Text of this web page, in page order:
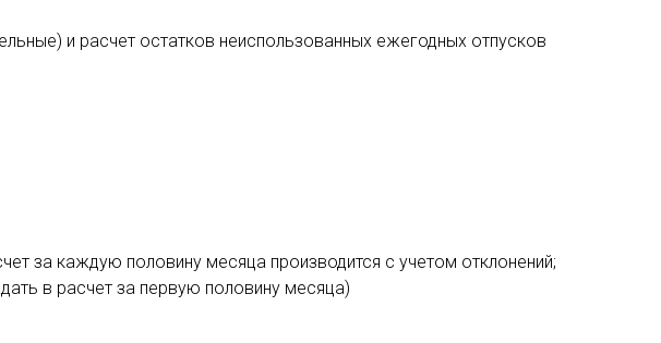
и расчет остатков неиспользованных ежегодных отпусков
за каждую половину месяца производится с учетом отклонений;
в расчет за первую половину месяца)